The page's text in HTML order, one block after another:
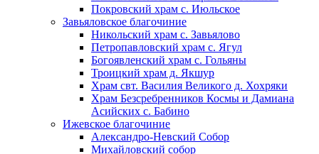
Покровский храм с. Июльское
Завьяловское благочиние
Никольский храм с. Завьялово
Петропавловский храм с. Ягул
Богоявленский храм с. Гольяны
Троицкий храм д. Якшур
Храм свт. Василия Великого д. Хохряки
Храм Безсребренников Космы и Дамиана
Асийских с. Бабино
Ижевское благочиние
Александро-Невский Собор
Михайловский собор